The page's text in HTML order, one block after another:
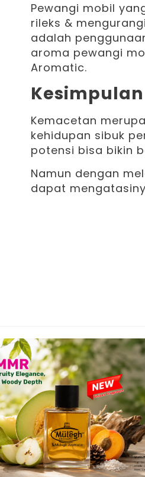
Pewangi mobil
rileks &
adalah
aroma pewangi
Aromatic.
Kesimpulan
Kemacetan
kehidupan sibuk
potensi bisa bikin
Namun dengan
dapat